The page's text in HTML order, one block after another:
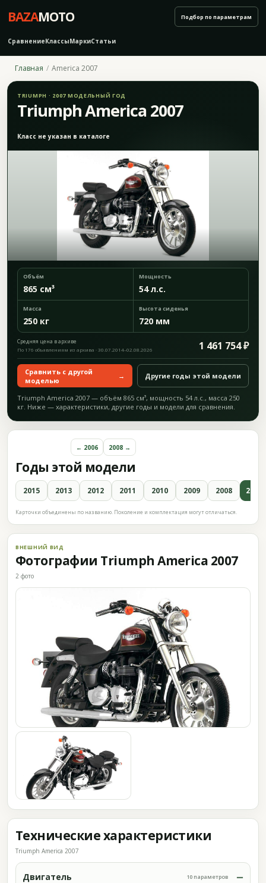
BAZAMOTO
СравнениеКлассыМаркиСтатьи
Подбор по параметрам
Главная America 2007
TRIUMPH · 2007 МОДЕЛЬНЫЙ ГОД
Triumph America 2007
Класс не указан в каталоге
Объём
865 см³
Мощность
54 л.с.
Масса
250 кг
Высота сиденья
720 мм
Средняя цена в архиве 1 461 754 ₽
По 176 объявлениям из архива · 30.07.2014–02.08.2026
Сравнить с другой
моделью
→ Другие годы этой модели
Triumph America 2007 — объём 865 см³, мощность 54 л.с., масса 250
кг. Ниже — характеристики, другие годы и модели для сравнения.
Годы этой модели
← 2006 2008 →
2015 2013 2012 2011 2010 2009 2008 2007
Карточки объединены по названию. Поколение и комплектация могут отличаться.
ВНЕШНИЙ ВИД
Фотографии Triumph America 2007
2 фото
Технические характеристики
Triumph America 2007
Двигатель 10 параметров